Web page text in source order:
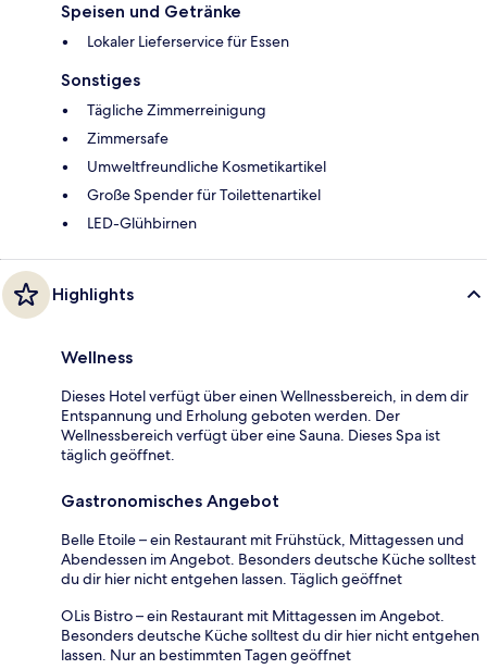
Speisen und Getränke
Lokaler Lieferservice für Essen
Sonstiges
Tägliche Zimmerreinigung
Zimmersafe
Umweltfreundliche Kosmetikartikel
Große Spender für Toilettenartikel
LED-Glühbirnen
Highlights
Wellness
Dieses Hotel verfügt über einen Wellnessbereich, in dem dir
Entspannung und Erholung geboten werden. Der
Wellnessbereich verfügt über eine Sauna. Dieses Spa ist
täglich geöffnet.
Gastronomisches Angebot
Belle Etoile – ein Restaurant mit Frühstück, Mittagessen und
Abendessen im Angebot. Besonders deutsche Küche solltest
du dir hier nicht entgehen lassen. Täglich geöffnet
OLis Bistro – ein Restaurant mit Mittagessen im Angebot.
Besonders deutsche Küche solltest du dir hier nicht entgehen
lassen. Nur an bestimmten Tagen geöffnet